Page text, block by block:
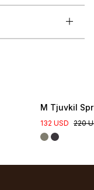
M Tjuvkil
132 USD 220